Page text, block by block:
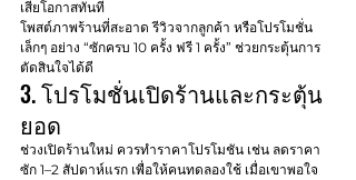
เสียโอกาสทันที
โพสต์ภาพร้านที่สะอาด รีวิวจากลูกค้า หรือโปรโมชั่น
เล็กๆ อย่าง “ซักครบ 10 ครั้ง ฟรี 1 ครั้ง” ช่วยกระตุ้นการ
ตัดสินใจได้ดี
3. โปรโมชั่นเปิดร้านและกระตุ้น
ยอด
ช่วงเปิดร้านใหม่ ควรทำราคาโปรโมชัน เช่น ลดราคา
ซัก 1–2 สัปดาห์แรก เพื่อให้คนทดลองใช้ เมื่อเขาพอใจ